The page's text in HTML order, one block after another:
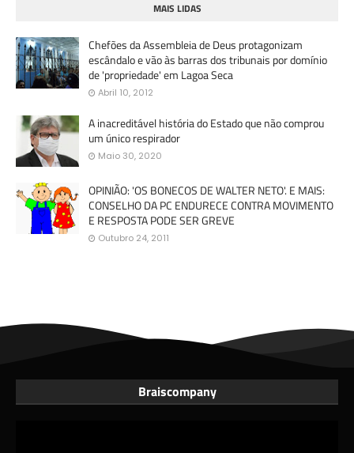
MAIS LIDAS
Chefões da Assembleia de Deus protagonizam
escândalo e vão às barras dos tribunais por domínio
de 'propriedade' em Lagoa Seca
Abril 10, 2012
A inacreditável história do Estado que não comprou
um único respirador
Maio 30, 2020
OPINIÃO: 'OS BONECOS DE WALTER NETO'. E MAIS:
CONSELHO DA PC ENDURECE CONTRA MOVIMENTO
E RESPOSTA PODE SER GREVE
Outubro 24, 2011
Braiscompany